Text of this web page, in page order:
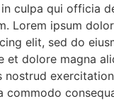
culpa qui officia
Lorem ipsum
elit, sed do
et dolore magna
nostrud
commodo